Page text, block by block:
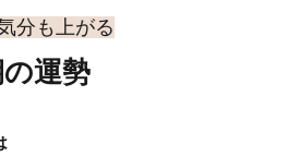
分も上がる
運勢